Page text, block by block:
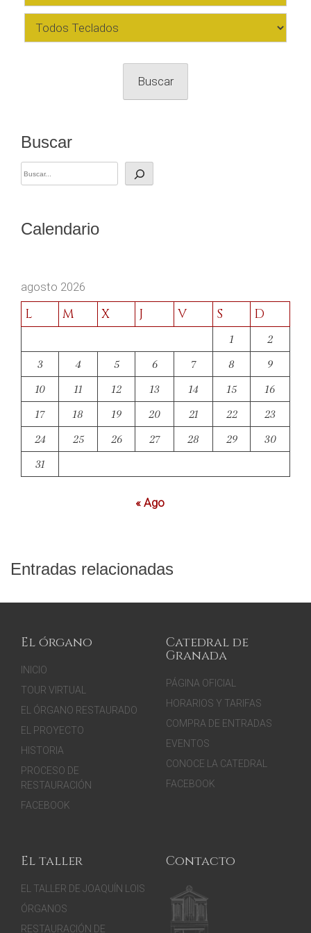
Buscar
Calendario
agosto 2026
L M X J V S D
1
2
3
4 5 6 7 8
9
10
11 12 13 14 15
16
17
18 19 20 21 22
23
24
25 26 27 28 29
30
31
« Ago
Entradas relacionadas
El órgano
INICIO
TOUR VIRTUAL
EL ÓRGANO RESTAURADO
EL PROYECTO
HISTORIA
PROCESO DE
RESTAURACIÓN
FACEBOOK
Catedral de
Granada
PÁGINA OFICIAL
HORARIOS Y TARIFAS
COMPRA DE ENTRADAS
EVENTOS
CONOCE LA CATEDRAL
FACEBOOK
El taller
EL TALLER DE JOAQUÍN LOIS
ÓRGANOS
RESTAURACIÓN DE
Contacto